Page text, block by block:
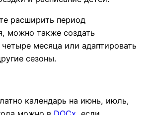
расширить период
можно также создать
четыре месяца или адаптировать
сезоны.
календарь на июнь, июль,